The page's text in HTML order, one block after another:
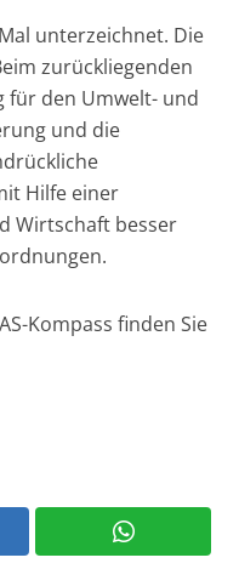
unterzeichnet. Die
zurückliegenden
für den Umwelt- und
und die
Hilfe einer
Wirtschaft besser
Kompass finden Sie